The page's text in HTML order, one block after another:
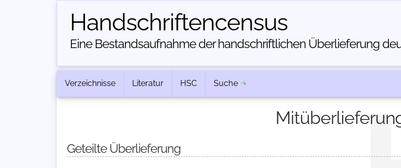
Handschriften­census
Eine Bestandsaufnahme der handschriftlichen Über­lieferung
Verzeichnisse Literatur HSC Suche
Geteilte Überlieferung